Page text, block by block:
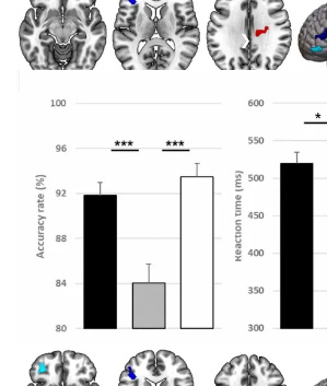
Рисунок 2
❯